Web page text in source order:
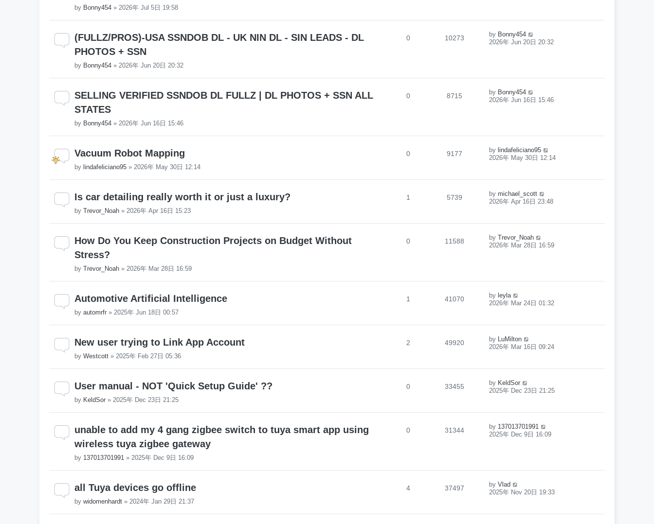
by Bonny454 » 2026年 Jul 5日 19:58
(FULLZ/PROS)-USA SSNDOB DL - UK NIN DL - SIN LEADS - DL
PHOTOS + SSN
by Bonny454 » 2026年 Jun 20日 20:32
0 10273 by Bonny454
2026年 Jun 20日 20:32
SELLING VERIFIED SSNDOB DL FULLZ | DL PHOTOS + SSN ALL
STATES
by Bonny454 » 2026年 Jun 16日 15:46
0 8715 by Bonny454
2026年 Jun 16日 15:46
Vacuum Robot Mapping
by lindafeliciano95 » 2026年 May 30日 12:14
0 9177 by lindafeliciano95
2026年 May 30日 12:14
Is car detailing really worth it or just a luxury?
by Trevor_Noah » 2026年 Apr 16日 15:23
1 5739 by michael_scott
2026年 Apr 16日 23:48
How Do You Keep Construction Projects on Budget Without
Stress?
by Trevor_Noah » 2026年 Mar 28日 16:59
0 11588 by Trevor_Noah
2026年 Mar 28日 16:59
Automotive Artificial Intelligence
by automrfr » 2025年 Jun 18日 00:57
1 41070 by leyla
2026年 Mar 24日 01:32
New user trying to Link App Account
by Westcott » 2025年 Feb 27日 05:36
2 49920 by LuMilton
2026年 Mar 16日 09:24
User manual - NOT 'Quick Setup Guide' ??
by KeldSor » 2025年 Dec 23日 21:25
0 33455 by KeldSor
2025年 Dec 23日 21:25
unable to add my 4 gang zigbee switch to tuya smart app using
wireless tuya zigbee gateway
by 137013701991 » 2025年 Dec 9日 16:09
0 31344 by 137013701991
2025年 Dec 9日 16:09
all Tuya devices go offline
by widomenhardt » 2024年 Jan 29日 21:37
4 37497 by Vlad
2025年 Nov 20日 19:33